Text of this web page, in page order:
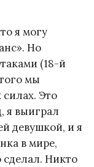
я могу
Но
(18-й
мы
Это
я выиграл
девушкой, и я
в мире,
Никто